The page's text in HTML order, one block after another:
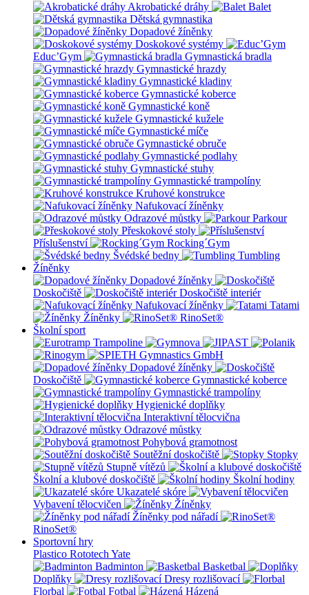
Akrobatické dráhy
Balet
Dětská gymnastika
Dopadové žíněnky
Doskokové systémy
Educ’Gym
Gymnastická bradla
Gymnastické hrazdy
Gymnastické kladiny
Gymnastické koberce
Gymnastické koně
Gymnastické kužele
Gymnastické míče
Gymnastické obruče
Gymnastické podlahy
Gymnastické stuhy
Gymnastické trampolíny
Kruhové konstrukce
Nafukovací žíněnky
Odrazové můstky
Parkour
Přeskokové stoly
Příslušenství
Rocking´Gym
Švédské bedny
Tumbling
Žíněnky
Dopadové žíněnky
Doskočiště
Doskočiště interiér
Nafukovací žíněnky
Tatami
Žíněnky
RinoSet®
Školní sport
Dopadové žíněnky
Doskočiště
Gymnastické koberce
Gymnastické trampolíny
Hygienické doplňky
Interaktivní tělocvična
Odrazové můstky
Pohybová gramotnost
Soutěžní doskočiště
Stopky
Stupně vítězů
Školní a klubové doskočiště
Školní hodiny
Ukazatelé skóre
Vybavení tělocvičen
Žíněnky
Žíněnky pod nářadí
RinoSet®
Sportovní hry
Plastico Rototech Yate
Badminton
Basketbal
Doplňky
Dresy rozlišovací
Florbal
Fotbal
Házená